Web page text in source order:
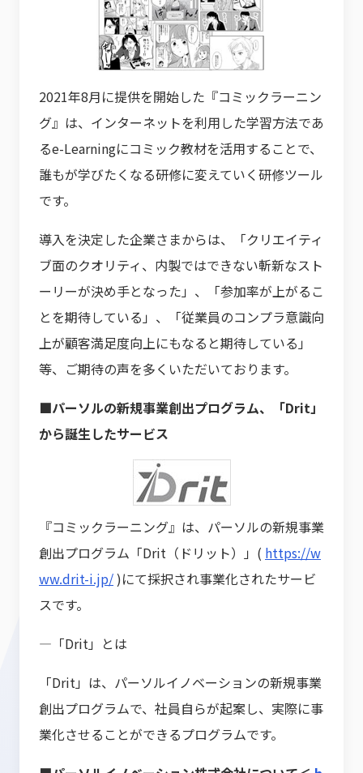
2021年8月に提供を開始した『コミックラーニン
グ』は、インターネットを利用した学習方法であ
るe-Learningにコミック教材を活用することで、
誰もが学びたくなる研修に変えていく研修ツール
です。
導入を決定した企業さまからは、「クリエイティ
ブ面のクオリティ、内製ではできない斬新なスト
ーリーが決め手となった」、「参加率が上がるこ
とを期待している」、「従業員のコンプラ意識向
上が顧客満足度向上にもなると期待している」
等、ご期待の声を多くいただいております。
■パーソルの新規事業創出プログラム、「Drit」
から誕生したサービス
『コミックラーニング』は、パーソルの新規事業
創出プログラム「Drit（ドリット）」( https://w
ww.drit-i.jp/)にて採択され事業化されたサービ
スです。
―「Drit」とは
「Drit」は、パーソルイノベーションの新規事業
創出プログラムで、社員自らが起案し、実際に事
業化させることができるプログラムです。